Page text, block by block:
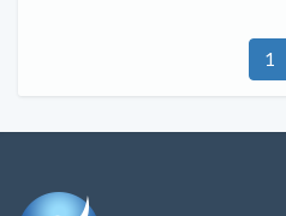
1